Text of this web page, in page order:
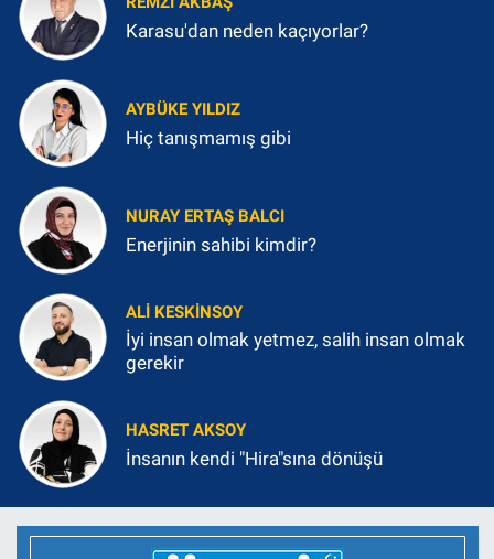
Karasu'dan neden kaçıyorlar?
AYBÜKE YILDIZ
Hiç tanışmamış gibi
NURAY ERTAŞ BALCI
Enerjinin sahibi kimdir?
ALI KESKINSOY
İyi insan olmak yetmez, salih insan olmak
gerekir
HASRET AKSOY
İnsanın kendi "Hira"sına dönüşü